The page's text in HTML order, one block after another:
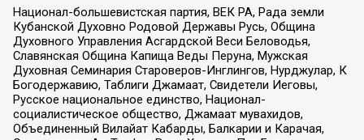
Национал-большевистская партия, ВЕК РА, Рада земли
Кубанской Духовно Родовой Державы Русь, Община
Духовного Управления Асгардской Веси Беловодья,
Славянская Община Капища Веды Перуна, Мужская
Духовная Семинария Староверов-Инглингов, Нурджулар, К
Богодержавию, Таблиги Джамаат, Свидетели Иеговы,
Русское национальное единство, Национал-
социалистическое общество, Джамаат мувахидов,
Объединенный Вилайат Кабарды, Балкарии и Карачая,